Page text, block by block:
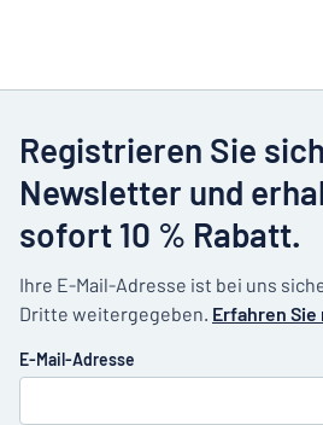
Registrieren Sie
Newsletter und
sofort 10 % Rabatt.
Ihre E-Mail-Adresse ist bei uns
Dritte weitergegeben. Erfahren Sie
E-Mail-Adresse